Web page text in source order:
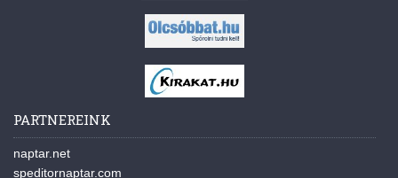
PARTNEREINK
naptar.net
speditornaptar.com